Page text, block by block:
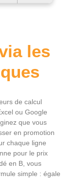
les
de calcul
ou Google
que vous
en promotion
chaque ligne
pour le prix
en B, vous
simple : égale